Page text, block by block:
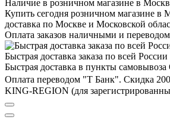
Наличие в розничном магазине в
Купить сегодня розничном магазине в
доставка по Москве и Московской
Оплата заказов наличными и
Быстрая доставка заказа по всей России
Быстрая доставка в пункты
Оплата переводом "Т Банк". Скидка
KING-REGION (для